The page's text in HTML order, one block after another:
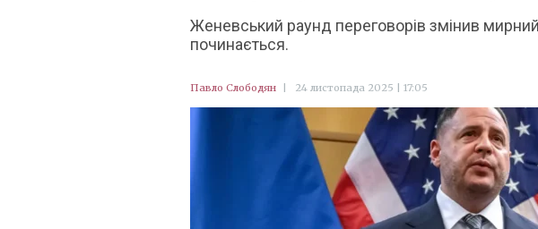
Женевський раунд переговорів змінив
починається.
Павло Слободян 24 листопада 2025 | 17:05